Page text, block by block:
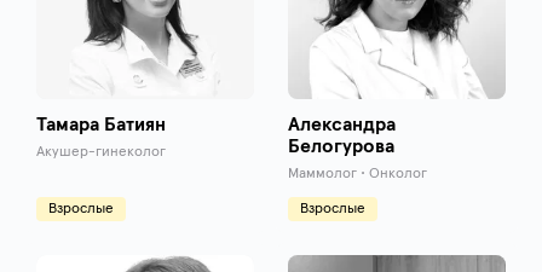
Тамара Батиян
Акушер-гинеколог
Взрослые
Александра
Белогурова
Маммолог • Онколог
Взрослые